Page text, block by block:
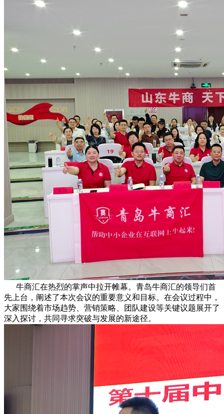
牛商汇在热烈的掌声中拉开帷幕。青岛牛商汇的领导们首
先上台，阐述了本次会议的重要意义和目标。在会议过程中，
大家围绕着市场趋势、营销策略、团队建设等关键议题展开了
深入探讨，共同寻求突破与发展的新途径。